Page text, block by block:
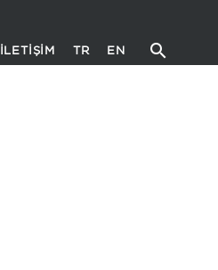
İLETIŞIM TR EN